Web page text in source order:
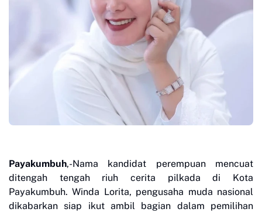
Payakumbuh,-Nama kandidat perempuan mencuat
ditengah tengah riuh cerita pilkada di Kota
Payakumbuh. Winda Lorita, pengusaha muda nasional
dikabarkan siap ikut ambil bagian dalam pemilihan